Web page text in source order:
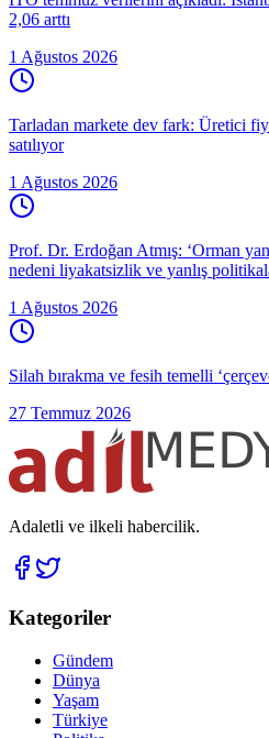
2,06 arttı
1 Ağustos 2026
Tarladan markete dev fark: Üretici
satılıyor
1 Ağustos 2026
Prof. Dr. Erdoğan Atmış: ‘Orman
nedeni liyakatsizlik ve yanlış
1 Ağustos 2026
Silah bırakma ve fesih temelli
27 Temmuz 2026
Adaletli ve ilkeli habercilik.
Kategoriler
Gündem
Dünya
Yaşam
Türkiye